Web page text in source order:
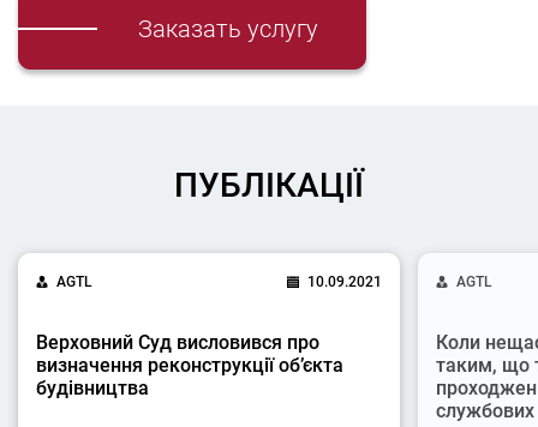
Заказать услугу
ПУБЛІКАЦІЇ
AGTL 10.09.2021
Верховний Суд висловився про
визначення реконструкції об’єкта
будівництва
AGTL
Коли
таким, що
службових